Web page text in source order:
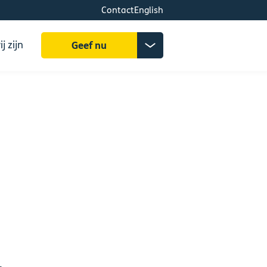
ContactEnglish
zijn Geef nu
Donatiemenu
uitklappen